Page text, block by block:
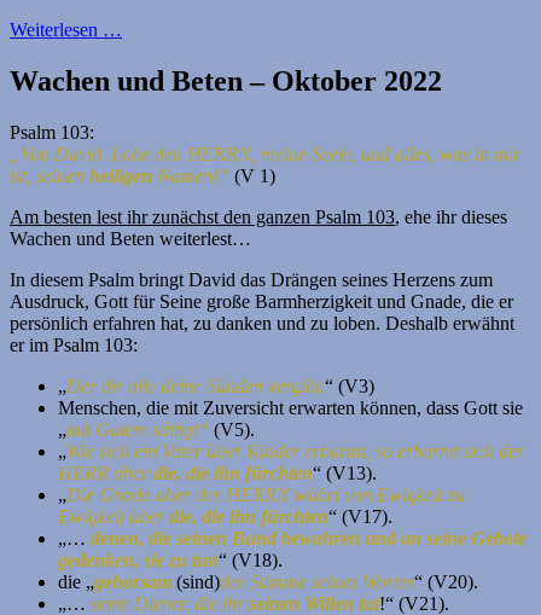
Weiterlesen …
Wachen und Beten – Oktober 2022
Psalm 103:
„Von David. Lobe den HERRN, meine Seele, und alles, was in mir
ist, seinen heiligen Namen!“ (V 1)
Am besten lest ihr zunächst den ganzen Psalm 103, ehe ihr dieses
Wachen und Beten weiterlest…
In diesem Psalm bringt David das Drängen seines Herzens zum
Ausdruck, Gott für Seine große Barmherzigkeit und Gnade, die er
persönlich erfahren hat, zu danken und zu loben. Deshalb erwähnt
er im Psalm 103:
„Der dir alle deine Sünden vergibt.“ (V3)
Menschen, die mit Zuversicht erwarten können, dass Gott sie
„mit Gutem sättigt“ (V5).
„Wie sich ein Vater über Kinder erbarmt, so erbarmt sich der
HERR überdie, die ihn fürchten“ (V13).
„Die Gnade aber des HERRN währt von Ewigkeit zu
Ewigkeit überdie, die ihn fürchten“ (V17).
„… denen, die seinen Bund bewahren und an seine Gebote
gedenken, sie zu tun“ (V18).
die „gehorsam (sind)der Stimme seines Wortes“ (V20).
„… seine Diener, die ihrseinen Willen tut!“ (V21).